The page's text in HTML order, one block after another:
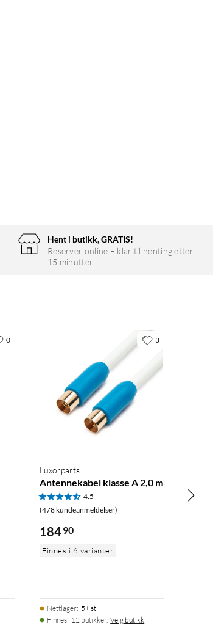
Hent i butikk, GRATIS!
Reserver online – klar til henting etter
15 minutter
0
Luxorparts
Antennekabel klasse A 2,0 m
4.5
(478 kundeanmeldelser)
18490
Finnes i 6 varianter
Nettlager: 5+ st
Finnes i 12 butikker. Velg butikk
3